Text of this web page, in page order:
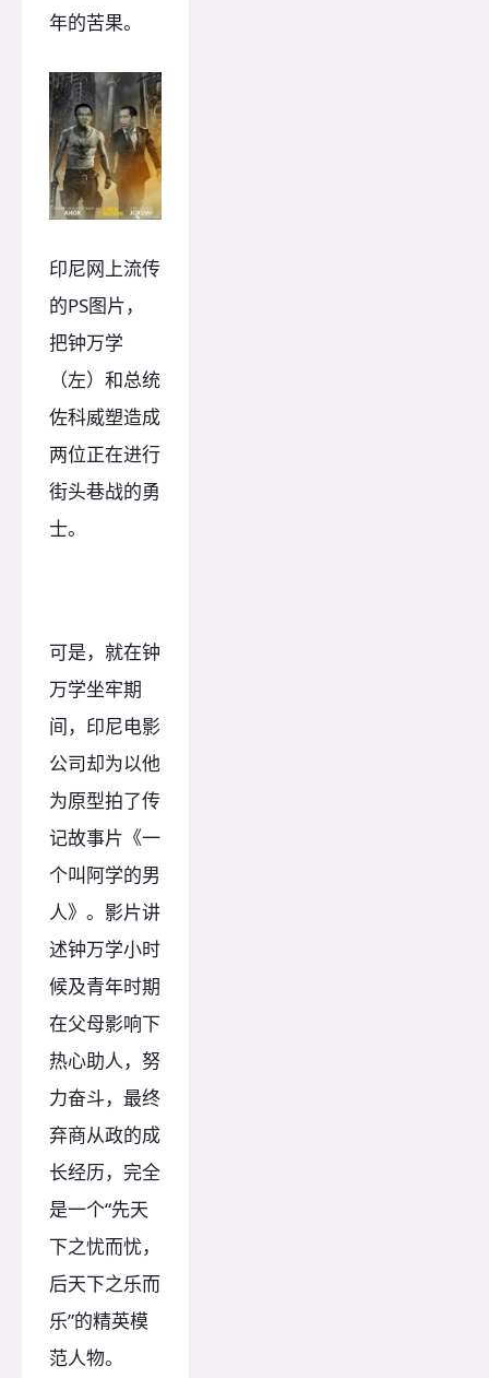
年的苦果。
印尼网上流传
的PS图片，
把钟万学
（左）和总统
佐科威塑造成
两位正在进行
街头巷战的勇
士。
可是，就在钟
万学坐牢期
间，印尼电影
公司却为以他
为原型拍了传
记故事片《一
个叫阿学的男
人》。影片讲
述钟万学小时
候及青年时期
在父母影响下
热心助人，努
力奋斗，最终
弃商从政的成
长经历，完全
是一个“先天
下之忧而忧，
后天下之乐而
乐”的精英模
范人物。